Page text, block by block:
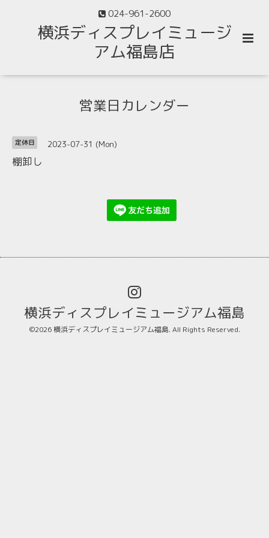
024-961-2600
横浜ディスプレイミュージ
アム福島店
営業日カレンダー
定休日 2023-07-31 (Mon)
棚卸し
横浜ディスプレイミュージアム福島
©2026横浜ディスプレイミュージアム福島. All Rights Reserved.